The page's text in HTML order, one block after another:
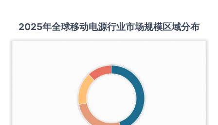
2025年全球移动电源行业市场规模区域分布